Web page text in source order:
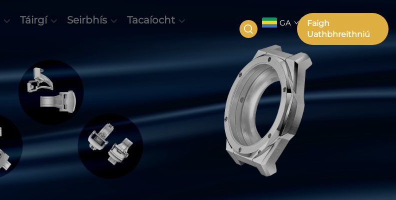
Táirgí Seirbhís
Tacaíocht
GA
Faigh
Uathbhreithniú